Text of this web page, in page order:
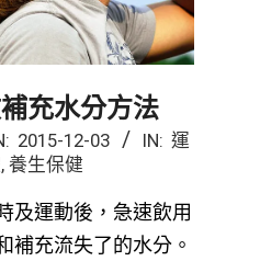
充水分方法
2015-12-03 IN: 運
, 養生保健
及運動後，急速飲用
補充流失了的水分。